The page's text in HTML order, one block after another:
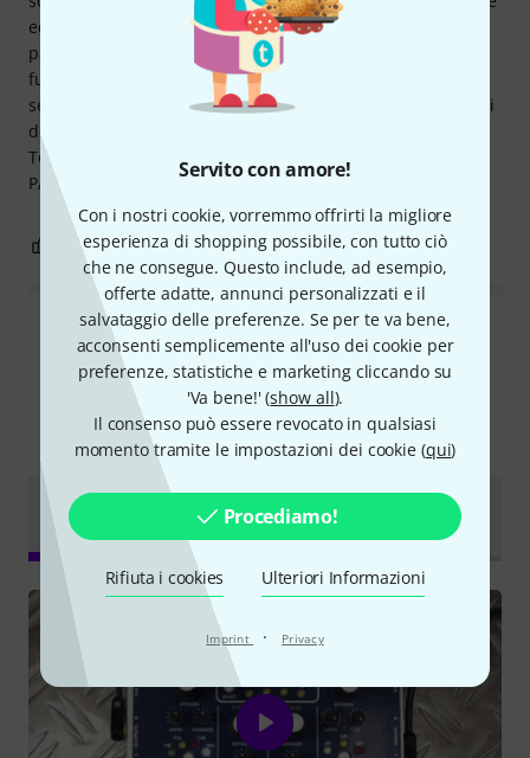
Servito con amore!
Con i nostri cookie, vorremmo offrirti la migliore
esperienza di shopping possibile, con tutto ciò
che ne consegue. Questo include, ad esempio,
offerte adatte, annunci personalizzati e il
salvataggio delle preferenze. Se per te va bene,
acconsenti semplicemente all'uso dei cookie per
preferenze, statistiche e marketing cliccando su
'Va bene!' (show all).
Il consenso può essere revocato in qualsiasi
momento tramite le impostazioni dei cookie (qui)
Procediamo!
Rifiuta i cookies Ulteriori Informazioni
Imprint · Privacy
ed essere sorpresi. Ci sono sempre suoni belli ma anche
pazzi che escono. EHX... Nonostante la varietà di opzioni, il
funzionamento è strutturato e organizzato in modo molto
semplice e di facile comprensione. Solo l'ordine dei 4 effetti
di modulazione non corrisponde alla disposizione ottica.
Tecnicamente la disposizione è: FILTER -> MOD -> TREM ->
PAN A questo ho aggiunto dei piccoli adesivi. Divertiti.
1 SEGNALA UN ABUSO
Leggi tutte le recensioni
Lo sapevi?
Tutti
Guide
online
Recensioni
specializzate